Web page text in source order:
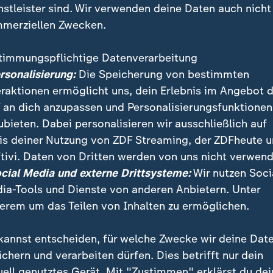
der deutsch-französischen Freundschaft. Die soll
sondern auch interkulturell gefördert werden. Ein
der Sprache.
sind. Wir verwenden deine Daten auch nicht
Zwecken.
Datenverarbeitung
Die Speicherung von bestimmten
ermöglicht uns, dein Erlebnis im Angebot
an dich anzupassen und Personalisierungsfunktionen
Dabei personalisieren wir ausschließlich auf
deiner Nutzung von ZDF Streaming, der ZDFheute
Daten von Dritten werden von uns nicht
Media und externe Drittsysteme:Wir nutzen
Tools und Dienste von anderen Anbietern. Unter
um das Teilen von Inhalten zu ermöglichen.
entscheiden, für welche Zwecke wir deine
und verarbeiten dürfen. Dies betrifft nur dein